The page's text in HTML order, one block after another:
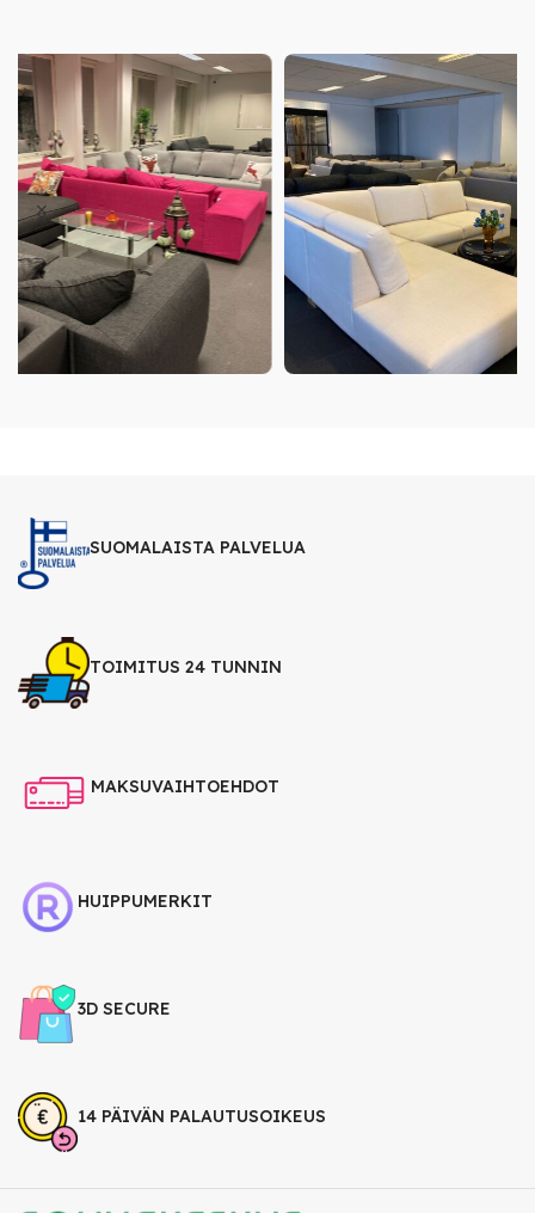
SUOMALAISTA PALVELUA
TOIMITUS 24 TUNNIN
MAKSUVAIHTOEHDOT
HUIPPUMERKIT
3D SECURE
14 PÄIVÄN PALAUTUSOIKEUS